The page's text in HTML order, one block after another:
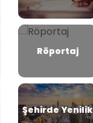
Röportaj
Şehirde Yenilik